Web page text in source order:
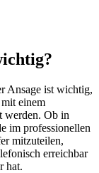
Ansage ist wichtig,
einem
werden. Ob in
im professionellen
mitzuteilen,
erreichbar
hat.